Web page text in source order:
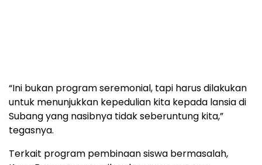
“Ini bukan program seremonial, tapi harus dilakukan
untuk menunjukkan kepedulian kita kepada lansia di
Subang yang nasibnya tidak seberuntung kita,”
tegasnya.
Terkait program pembinaan siswa bermasalah,